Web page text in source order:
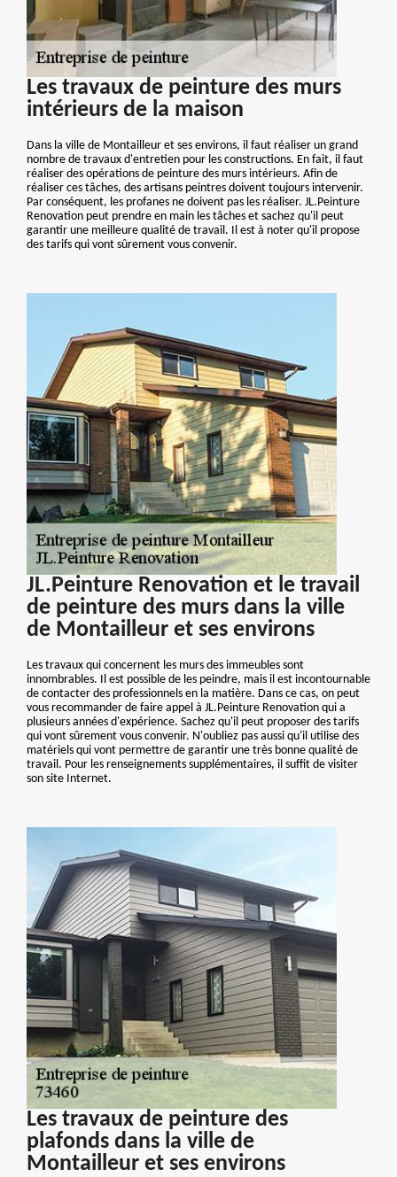
Les travaux de peinture des murs
intérieurs de la maison
Dans la ville de Montailleur et ses environs, il faut réaliser un grand
nombre de travaux d'entretien pour les constructions. En fait, il faut
réaliser des opérations de peinture des murs intérieurs. Afin de
réaliser ces tâches, des artisans peintres doivent toujours intervenir.
Par conséquent, les profanes ne doivent pas les réaliser. JL.Peinture
Renovation peut prendre en main les tâches et sachez qu'il peut
garantir une meilleure qualité de travail. Il est à noter qu'il propose
des tarifs qui vont sûrement vous convenir.
JL.Peinture Renovation et le travail
de peinture des murs dans la ville
de Montailleur et ses environs
Les travaux qui concernent les murs des immeubles sont
innombrables. Il est possible de les peindre, mais il est incontournable
de contacter des professionnels en la matière. Dans ce cas, on peut
vous recommander de faire appel à JL.Peinture Renovation qui a
plusieurs années d'expérience. Sachez qu'il peut proposer des tarifs
qui vont sûrement vous convenir. N'oubliez pas aussi qu'il utilise des
matériels qui vont permettre de garantir une très bonne qualité de
travail. Pour les renseignements supplémentaires, il suffit de visiter
son site Internet.
Les travaux de peinture des
plafonds dans la ville de
Montailleur et ses environs